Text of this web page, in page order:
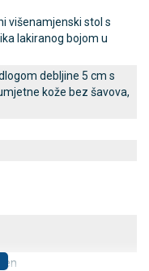
višenamjenski stol s
lakiranog bojom u
debljine 5 cm s
kože bez šavova,